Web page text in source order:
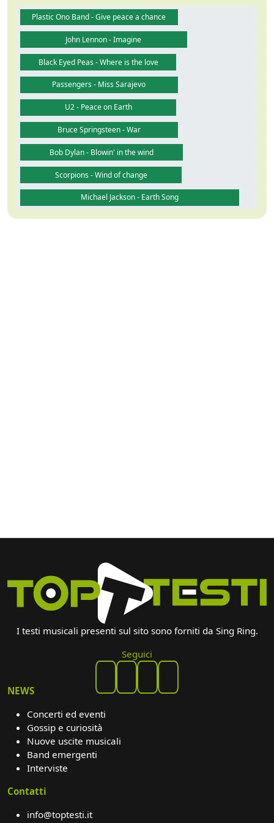
Plastic Ono Band - Give peace a chance
John Lennon - Imagine
Black Eyed Peas - Where is the love
Passengers - Miss Sarajevo
U2 - Peace on Earth
Bruce Springsteen - War
Bob Dylan - Blowin' in the wind
Scorpions - Wind of change
Michael Jackson - Earth Song
I testi musicali presenti sul sito sono forniti da Sing Ring.
Seguici
NEWS
Concerti ed eventi
Gossip e curiosità
Nuove uscite musicali
Band emergenti
Interviste
Contatti
info@toptesti.it